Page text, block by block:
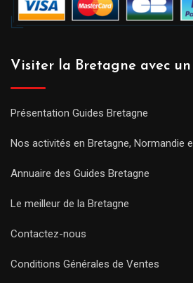
Visiter la Bretagne avec
Présentation Guides Bretagne
Nos activités en Bretagne, Normandie
Annuaire des Guides Bretagne
Le meilleur de la Bretagne
Contactez-nous
Conditions Générales de Ventes